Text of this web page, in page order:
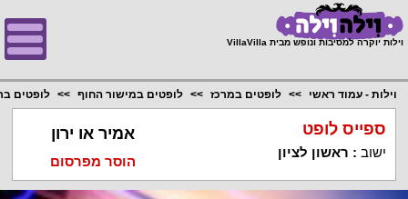
וילות יוקרה למסיבות ונופש מבית VillaVilla
וילות - עמוד ראשי לופטים במרכז לופטים במישור החוף לופטים
ספייס לופט
ישוב : ראשון לציון
אמיר או ירון
הוסר מפרסום